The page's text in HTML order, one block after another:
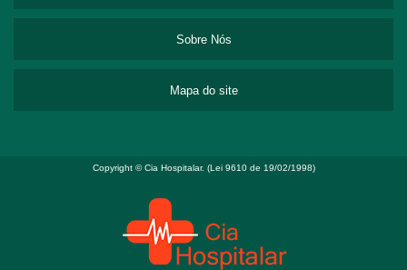
Sobre Nós
Mapa do site
Copyright © Cia Hospitalar. (Lei 9610 de 19/02/1998)